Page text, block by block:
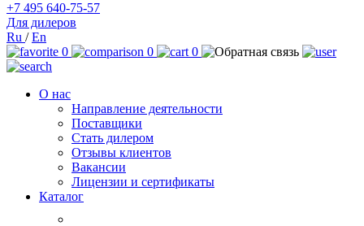
+7 495 640-75-57
Для дилеров
Ru /En
0
0 0
О нас
Направление деятельности
Поставщики
Стать дилером
Отзывы клиентов
Вакансии
Лицензии и сертификаты
Каталог